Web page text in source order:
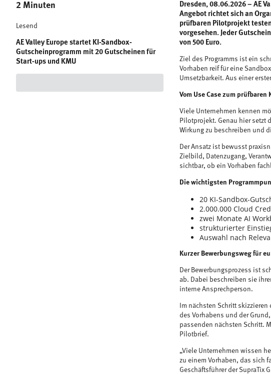
2 Minuten
Lesend
AE Valley Europe startet KI-Sandbox-
Gutscheinprogramm mit 20 Gutscheinen für
Start-ups und KMU
Dresden, 08.06.2026 – AE
Angebot richtet sich an
prüfbaren Pilotprojekt
vorgesehen. Jeder
von 500 Euro.
Ziel des Programms ist ein
Vorhaben reif für eine
Umsetzbarkeit. Aus einer
Vom Use Case zum prüfbaren
Viele Unternehmen kennen
Pilotprojekt. Genau hier setzt
Wirkung zu beschreiben und
Der Ansatz ist bewusst
Zielbild, Datenzugang,
sichtbar, ob ein Vorhaben
Die wichtigsten
20 KI-Sandbox-
2.000.000 Cloud
zwei Monate AI
strukturierter
Auswahl nach
Kurzer Bewerbungsweg für
Der Bewerbungsprozess ist
ab. Dabei beschreiben sie
interne Ansprechperson.
Im nächsten Schritt
des Vorhabens und der
passenden nächsten Schritt.
Pilotbrief.
„Viele Unternehmen wissen
zu einem Vorhaben, das sich
Geschäftsführer der SupraTix